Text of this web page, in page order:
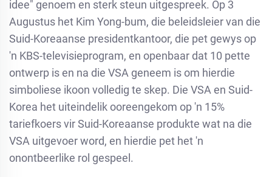
idee" genoem en sterk steun uitgespreek. Op 3
Augustus het Kim Yong-bum, die beleidsleier van die
Suid-Koreaanse presidentkantoor, die pet gewys op
'n KBS-televisieprogram, en openbaar dat 10 pette
ontwerp is en na die VSA geneem is om hierdie
simboliese ikoon volledig te skep. Die VSA en Suid-
Korea het uiteindelik ooreengekom op 'n 15%
tariefkoers vir Suid-Koreaanse produkte wat na die
VSA uitgevoer word, en hierdie pet het 'n
onontbeerlike rol gespeel.